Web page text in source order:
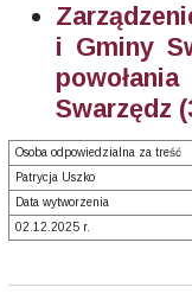
i Gminy
Swarzędz
Osoba odpowiedzialna za treść
Patrycja Uszko
Data wytworzenia
02.12.2025 r.